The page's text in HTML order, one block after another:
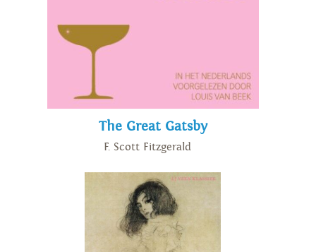
The Great Gatsby
F. Scott Fitzgerald